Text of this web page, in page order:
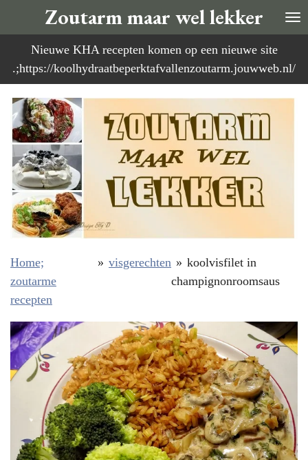
direct
naar
de
Zoutarm maar wel lekker
Nieuwe KHA recepten komen op een nieuwe site
.;https://koolhydraatbeperktafvallenzoutarm.jouwweb.nl/
Home;
zoutarme
recepten
» visgerechten » koolvisfilet in
champignonroomsaus